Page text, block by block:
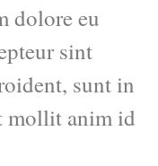
dolore eu
sint
sunt in
mollit anim id